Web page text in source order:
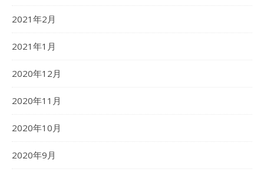
2021年2月
2021年1月
2020年12月
2020年11月
2020年10月
2020年9月